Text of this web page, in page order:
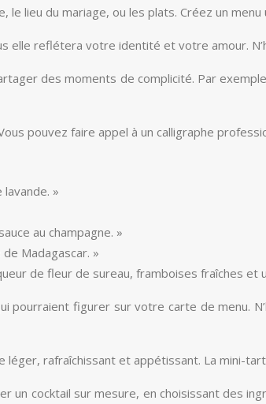
lieu du mariage, ou les plats. Créez un menu
elle reflétera votre identité et votre
des moments de complicité. Par
pouvez faire appel à un calligraphe
»
au champagne. »
Madagascar. »
de fleur de sureau, framboises fraîches et
pourraient figurer sur votre carte de
léger, rafraîchissant et appétissant. La
cocktail sur mesure, en choisissant des